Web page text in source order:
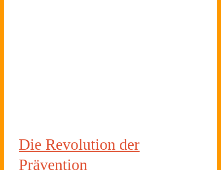
Die Revolution der
Prävention